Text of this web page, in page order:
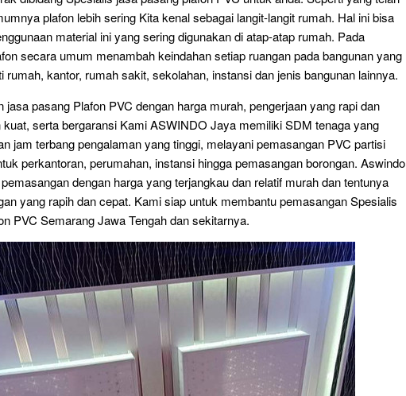
plafon lebih sering Kita kenal sebagai langit-langit rumah. Hal ini bisa
material ini yang sering digunakan di atap-atap rumah. Pada
secara umum menambah keindahan setiap ruangan pada bangunan yang
rumah, kantor, rumah sakit, sekolahan, instansi dan jenis bangunan lainnya.
jasa pasang Plafon PVC dengan harga murah, pengerjaan yang rapi dan
serta bergaransi Kami ASWINDO Jaya memiliki SDM tenaga yang
jam terbang pengalaman yang tinggi, melayani pemasangan PVC partisi
perkantoran, perumahan, instansi hingga pemasangan borongan. Aswindo
dengan harga yang terjangkau dan relatif murah dan tentunya
yang rapih dan cepat. Kami siap untuk membantu pemasangan Spesialis
PVC Semarang Jawa Tengah dan sekitarnya.